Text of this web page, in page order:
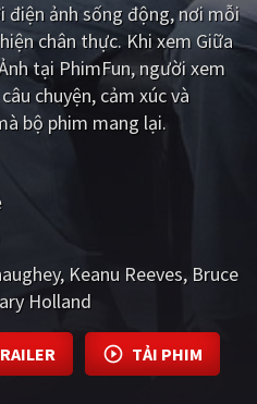
Trung Quốc - Hồng Kông
Nhật Bản
ảnh sống động, nơi mỗi
chân thực. Khi xem Giữa
tại PhimFun, người xem
chuyện, cảm xúc và
bộ phim mang lại.
Keanu Reeves Bruce
Holland
TẢI PHIM